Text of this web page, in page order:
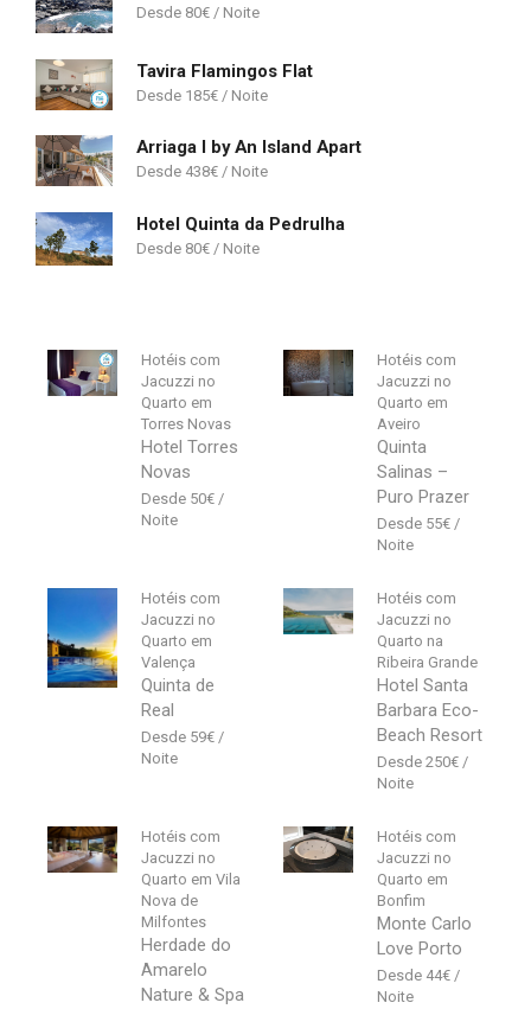
80€
Tavira Flamingos Flat
185€
Arriaga I by An Island Apart
438€
Hotel Quinta da Pedrulha
80€
Hotéis com
Jacuzzi no
Quarto em
Torres Novas
Hotel Torres
Novas
50€
Hotéis com
Jacuzzi no
Quarto em
Aveiro
Quinta
Salinas –
Puro Prazer
55€
Hotéis com
Jacuzzi no
Quarto em
Valença
Quinta de
Real
59€
Hotéis com
Jacuzzi no
Quarto na
Ribeira Grande
Hotel Santa
Barbara Eco-
Beach Resort
250€
Hotéis com
Jacuzzi no
Quarto em Vila
Nova de
Milfontes
Herdade do
Amarelo
Nature & Spa
Hotéis com
Jacuzzi no
Quarto em
Bonfim
Monte Carlo
Love Porto
44€